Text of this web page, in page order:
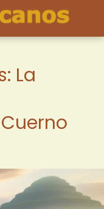
La